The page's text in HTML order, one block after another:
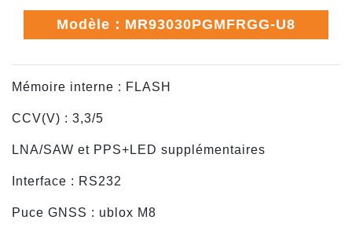
Modèle：MR93030PGMFRGG-U8
Mémoire interne : FLASH
CCV(V) : 3,3/5
LNA/SAW et PPS+LED supplémentaires
Interface : RS232
Puce GNSS : ublox M8